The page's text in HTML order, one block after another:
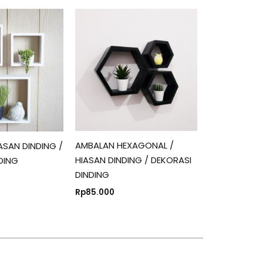
DINDING /
AMBALAN HEXAGONAL /
HIASAN DINDING / DEKORASI
DINDING
Rp85.000